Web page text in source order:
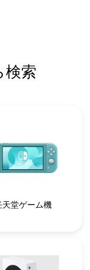
検索
天堂ゲーム機